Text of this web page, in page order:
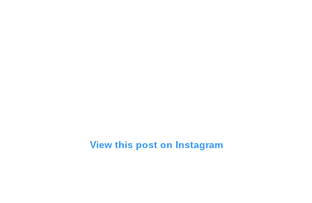
View this post on Instagram